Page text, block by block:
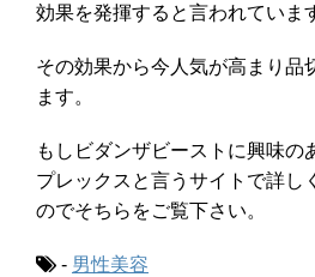
効果を発揮すると言われていま
その効果から今人気が高まり品
ます。
もしビダンザビーストに興味の
プレックスと言うサイトで詳し
のでそちらをご覧下さい。
- 男性美容